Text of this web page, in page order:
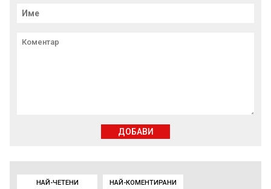
НАЙ-ЧЕТЕНИ НАЙ-КОМЕНТИРАНИ
ДОБАВИ